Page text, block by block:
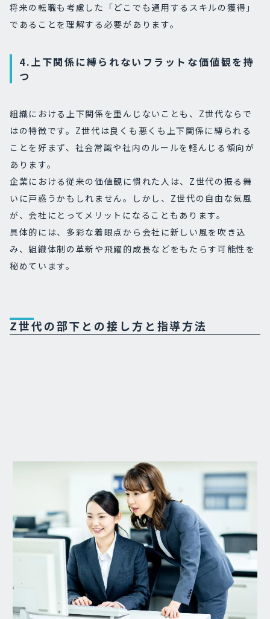
将来の転職も考慮した「どこでも通用するスキルの獲得」
であることを理解する必要があります。
4.上下関係に縛られないフラットな価値観を持
つ
組織における上下関係を重んじないことも、Z世代ならで
はの特徴です。Z世代は良くも悪くも上下関係に縛られる
ことを好まず、社会常識や社内のルールを軽んじる傾向が
あります。
企業における従来の価値観に慣れた人は、Z世代の振る舞
いに戸惑うかもしれません。しかし、Z世代の自由な気風
が、会社にとってメリットになることもあります。
具体的には、多彩な着眼点から会社に新しい風を吹き込
み、組織体制の革新や飛躍的成長などをもたらす可能性を
秘めています。
Z世代の部下との接し方と指導方法